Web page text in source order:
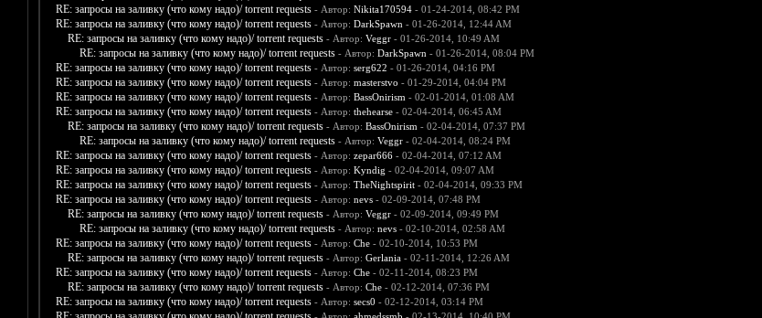
RE: запросы на заливку (что кому надо)/ torrent requests - Автор: Nikita170594- 01-24-2014, 08:42 PM
RE: запросы на заливку (что кому надо)/ torrent requests - Автор: DarkSpawn - 01-26-2014, 12:44 AM
RE: запросы на заливку (что кому надо)/ torrent requests - Автор: Veggr- 01-26-2014, 10:49 AM
RE: запросы на заливку (что кому надо)/ torrent requests - Автор: DarkSpawn - 01-26-2014, 08:04 PM
RE: запросы на заливку (что кому надо)/ torrent requests - Автор: serg622 - 01-26-2014, 04:16 PM
RE: запросы на заливку (что кому надо)/ torrent requests - Автор: masterstvo - 01-29-2014, 04:04 PM
RE: запросы на заливку (что кому надо)/ torrent requests - Автор: BassOnirism - 02-01-2014, 01:08 AM
RE: запросы на заливку (что кому надо)/ torrent requests - Автор: thehearse- 02-04-2014, 06:45 AM
RE: запросы на заливку (что кому надо)/ torrent requests - Автор: BassOnirism - 02-04-2014, 07:37 PM
RE: запросы на заливку (что кому надо)/ torrent requests - Автор: Veggr- 02-04-2014, 08:24 PM
RE: запросы на заливку (что кому надо)/ torrent requests - Автор: zepar666- 02-04-2014, 07:12 AM
RE: запросы на заливку (что кому надо)/ torrent requests - Автор: Kyndig - 02-04-2014, 09:07 AM
RE: запросы на заливку (что кому надо)/ torrent requests - Автор: TheNightspirit- 02-04-2014, 09:33 PM
RE: запросы на заливку (что кому надо)/ torrent requests - Автор: nevs- 02-09-2014, 07:48 PM
RE: запросы на заливку (что кому надо)/ torrent requests - Автор: Veggr- 02-09-2014, 09:49 PM
RE: запросы на заливку (что кому надо)/ torrent requests - Автор: nevs- 02-10-2014, 02:58 AM
RE: запросы на заливку (что кому надо)/ torrent requests - Автор: Che- 02-10-2014, 10:53 PM
RE: запросы на заливку (что кому надо)/ torrent requests - Автор: Gerlania- 02-11-2014, 12:26 AM
RE: запросы на заливку (что кому надо)/ torrent requests - Автор: Che- 02-11-2014, 08:23 PM
RE: запросы на заливку (что кому надо)/ torrent requests - Автор: Che- 02-12-2014, 07:36 PM
RE: запросы на заливку (что кому надо)/ torrent requests - Автор: secs0 - 02-12-2014, 03:14 PM